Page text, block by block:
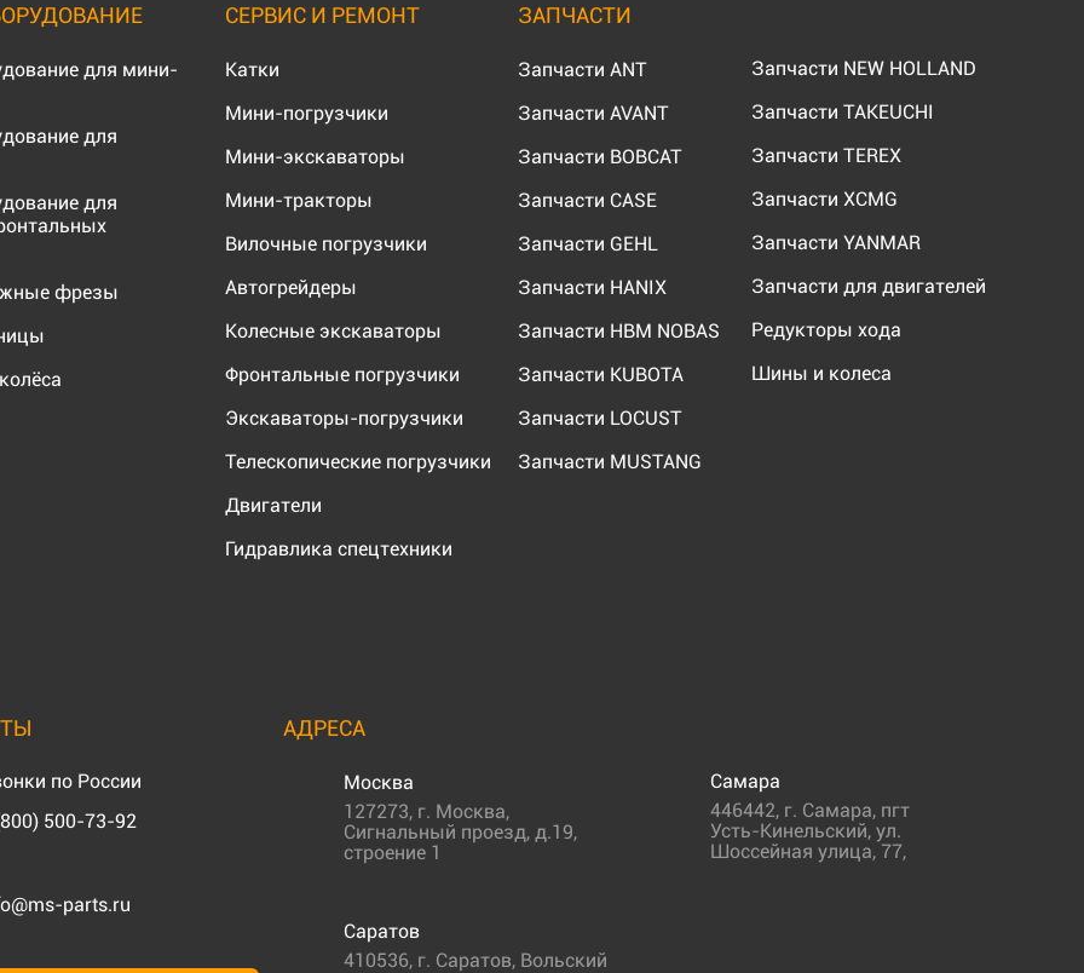
для мини-
для
для
фрезы
СЕРВИС И РЕМОНТ
Катки
Мини-погрузчики
Мини-экскаваторы
Мини-тракторы
Вилочные погрузчики
Автогрейдеры
Колесные экскаваторы
Фронтальные погрузчики
Экскаваторы-погрузчики
Телескопические погрузчики
Двигатели
Гидравлика спецтехники
ЗАПЧАСТИ
Запчасти ANT
Запчасти AVANT
Запчасти BOBCAT
Запчасти CASE
Запчасти GEHL
Запчасти HANIX
Запчасти HBM NOBAS
Запчасти KUBOTA
Запчасти LOCUST
Запчасти MUSTANG
Запчасти NEW HOLLAND
Запчасти TAKEUCHI
Запчасти TEREX
Запчасти XCMG
Запчасти YANMAR
Запчасти для двигателей
Редукторы хода
Шины и колеса
по России
500-73-92
parts.ru
АДРЕСА
Москва
127273, г. Москва,
Сигнальный проезд, д.19,
строение 1
Саратов
410536, г. Саратов, Вольский
Самара
446442, г. Самара, пгт
Усть-Кинельский, ул.
Шоссейная улица, 77,